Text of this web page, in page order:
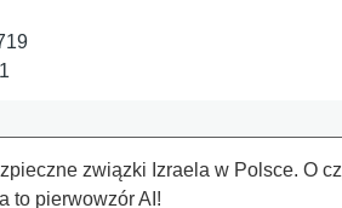
związki Izraela w Polsce. O
to pierwowzór AI!